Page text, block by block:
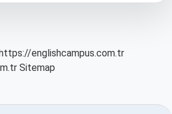
englishcampus.com.tr
Sitemap